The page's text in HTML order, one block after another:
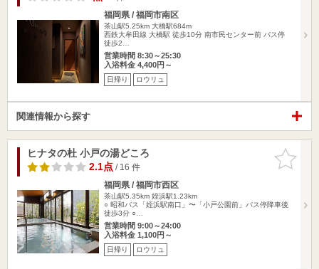
福岡県 / 福岡市南区
茶山駅5.25km 大橋駅684m
西鉄大牟田線 大橋駅 徒歩10分 南市民センター前 バス停
徒歩2…
営業時間 8:30～25:30
入浴料金 4,400円～
日帰り ロウリュ
関連情報から探す
お気に入
りに追加
ヒナタの杜 小戸の湯どころ
2.1点/ 16 件
福岡県 / 福岡市西区
茶山駅5.35km 姪浜駅1.23km
○ 昭和バス「姪浜駅南口」〜「小戸公園前」バス停降車後
徒歩3分 ○…
営業時間 9:00～24:00
入浴料金 1,100円～
日帰り ロウリュ